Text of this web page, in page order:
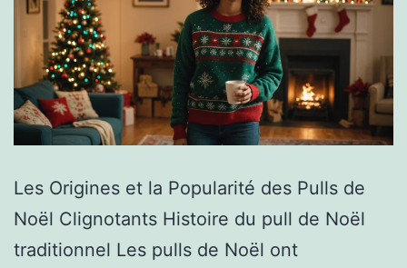
Les Origines et la Popularité des Pulls de
Noël Clignotants Histoire du pull de Noël
traditionnel Les pulls de Noël ont